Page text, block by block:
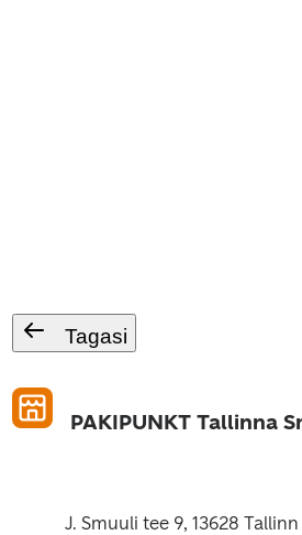
Tagasi
PAKIPUNKT Tallinna
J. Smuuli tee 9, 13628 Tallinn